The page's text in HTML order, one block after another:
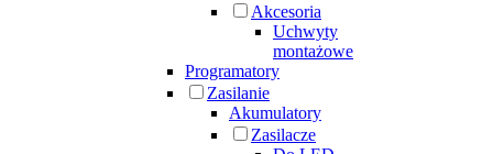
Akcesoria
Uchwyty
montażowe
Programatory
Zasilanie
Akumulatory
Zasilacze